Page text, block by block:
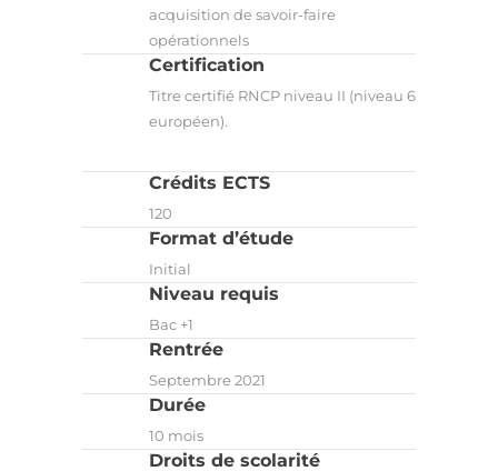
acquisition de savoir-faire
opérationnels
Certification
Titre certifié RNCP niveau II (niveau 6
européen).
Crédits ECTS
120
Format d’étude
Initial
Niveau requis
Bac +1
Rentrée
Septembre 2021
Durée
10 mois
Droits de scolarité